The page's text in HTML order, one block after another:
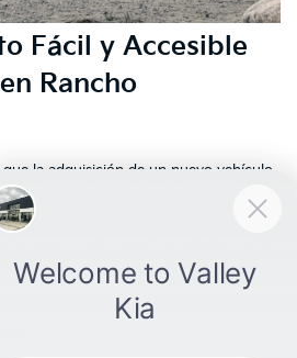
Fácil y Accesible
Rancho
la adquisición de un nuevo vehículo
y queremos hacer que el proceso sea lo
Ofrecemos una amplia variedad de
para adaptarse a diversas
Nuestro compromiso es proporcionar
un servicio excepcional y opciones